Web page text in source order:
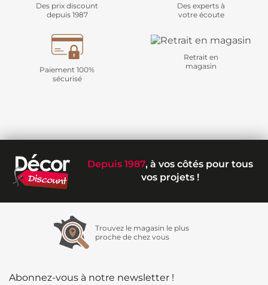
Des prix discount
depuis 1987
Des experts à
votre écoute
Paiement 100%
sécurisé
Retrait en
magasin
Depuis 1987, à vos côtés pour tous
vos projets !
Trouvez le magasin le plus
proche de chez vous
Abonnez-vous à notre newsletter !